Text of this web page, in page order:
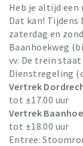
Heb je altijd
Dat kan!
zaterdag en
Baanhoekweg
vv. De trein
Dienstregeling
Vertrek
tot ±17.00 uur
Vertrek
tot ±18.00 uur
Entree: